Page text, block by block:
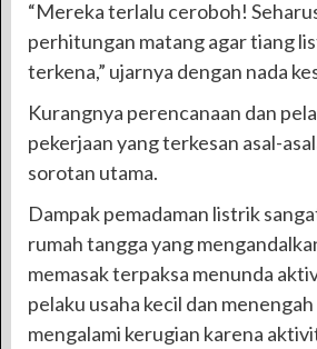
“Mereka terlalu ceroboh!
perhitungan matang agar tiang
terkena,” ujarnya dengan nada
Kurangnya perencanaan dan
pekerjaan yang terkesan asal-
sorotan utama.
Dampak pemadaman listrik
rumah tangga yang
memasak terpaksa menunda
pelaku usaha kecil dan
mengalami kerugian karena